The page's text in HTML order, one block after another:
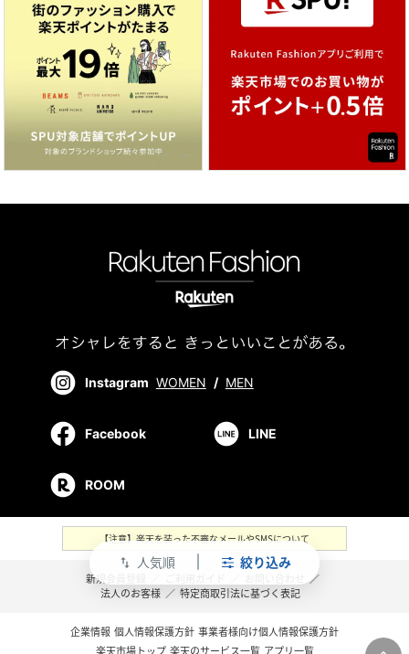
swap_vert 人気順 絞り込み
Instagram WOMEN / MEN
Facebook LINE
ROOM
【注意】楽天を装った不審なメールやSMSについて
新規会員登録
／
法人のお客様 ／ 特定商取引法に基づく表記
企業情報 個人情報保護方針 事業者様向け個人情報保護方針
楽天市場トップ 楽天のサービス一覧 アプリ一覧